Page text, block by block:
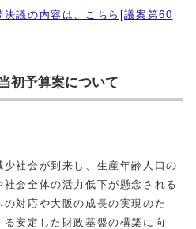
決議の内容は、こちら[議案第60
初予算案について
社会が到来し、生産年齢人口の
会全体の活力低下が懸念される
対応や大阪の成長の実現のた
安定した財政基盤の構築に向